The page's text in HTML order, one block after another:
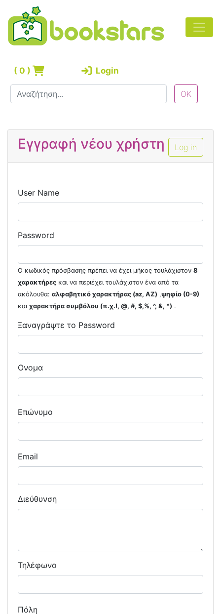
( 0 ) Login
Log in
Εγγραφή νέου χρήστη
User Name
Password
Ο κωδικός πρόσβασης πρέπει να έχει μήκος τουλάχιστον 8
χαρακτήρες και να περιέχει τουλάχιστον ένα από τα
ακόλουθα: αλφαβητικό χαρακτήρας (az, AZ) ,ψηφίο (0-9)
και χαρακτήρα συμβόλου (π.χ.!, @, #, $,%, ^, &, *) .
Ξαναγράψτε το Password
Ονομα
Επώνυμο
Email
Διεύθυνση
Τηλέφωνο
Πόλη